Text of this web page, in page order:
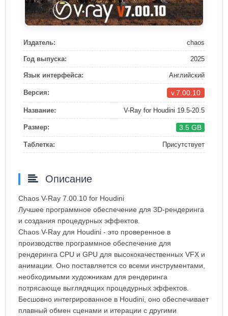
Издатель: chaos
Год выпуска: 2025
Язык интерфейса: Английский
Версия: v.7.00.10
Название: V-Ray for Houdini 19.5-20.5
Размер: 3.5 GB
Таблетка: Присутствует
Описание
Chaos V-Ray 7.00.10 for Houdini
Лучшее программное обеспечение для 3D-рендеринга
и создания процедурных эффектов.
Сһаоѕ V-Ray для Houdini - это проверенное в
производстве программное обеспечение для
рендеринга CPU и GPU для высококачественных VFX и
анимации. Оно поставляется со всеми инструментами,
необходимыми художникам для рендеринга
потрясающе выглядящих процедурных эффектов.
Бесшовно интегрированное в Houdini, оно обеспечивает
плавный обмен сценами и итерации с другими